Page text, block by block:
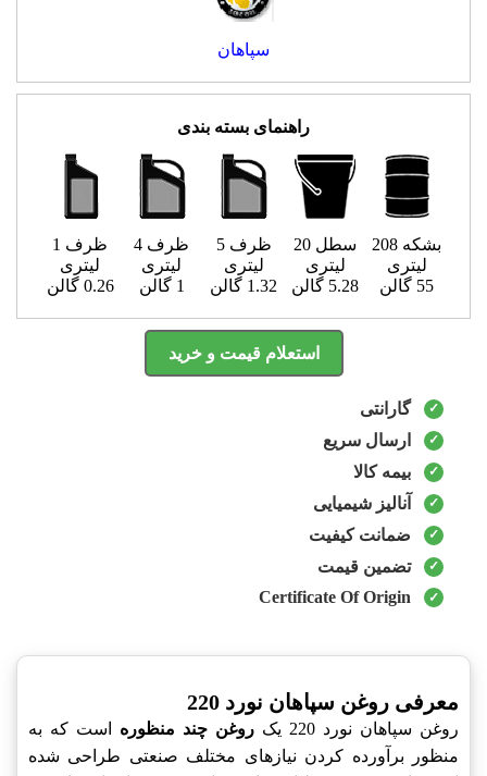
سپاهان
راهنمای بسته بندی
بشکه 208
لیتری
55 گالن
سطل 20
لیتری
5.28 گالن
ظرف 5
لیتری
1.32 گالن
ظرف 4
لیتری
1 گالن
ظرف 1
لیتری
0.26 گالن
استعلام قیمت و خرید
گارانتی
ارسال سریع
بیمه کالا
آنالیز شیمیایی
ضمانت کیفیت
تضمین قیمت
Certificate Of Origin
معرفی روغن سپاهان نورد 220
روغن سپاهان نورد 220 یک روغن چند منظوره است که به
منظور برآورده کردن نیازهای مختلف صنعتی طراحی شده